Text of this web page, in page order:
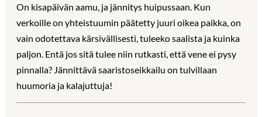
On kisapäivän aamu, ja jännitys huipussaan. Kun
verkoille on yhteistuumin päätetty juuri oikea paikka, on
vain odotettava kärsivällisesti, tuleeko saalista ja kuinka
paljon. Entä jos sitä tulee niin rutkasti, että vene ei pysy
pinnalla? Jännittävä saaristoseikkailu on tulvillaan
huumoria ja kalajuttuja!